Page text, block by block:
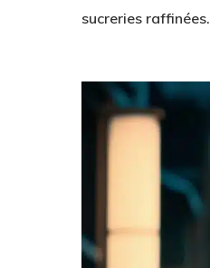
sucreries raffinées.